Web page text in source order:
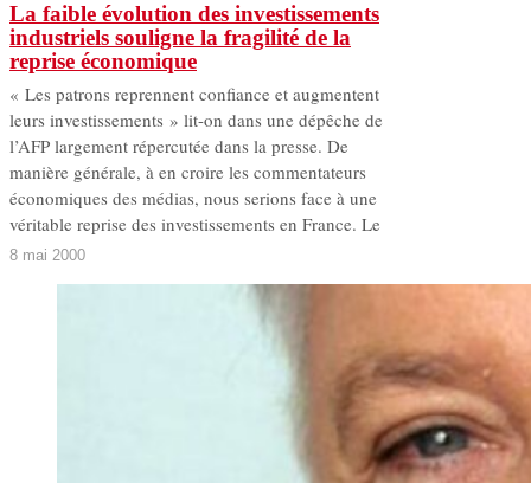
La faible évolution des investissements
industriels souligne la fragilité de la
reprise économique
« Les patrons reprennent confiance et augmentent
leurs investissements » lit-on dans une dépêche de
l’AFP largement répercutée dans la presse. De
manière générale, à en croire les commentateurs
économiques des médias, nous serions face à une
véritable reprise des investissements en France. Le
8 mai 2000